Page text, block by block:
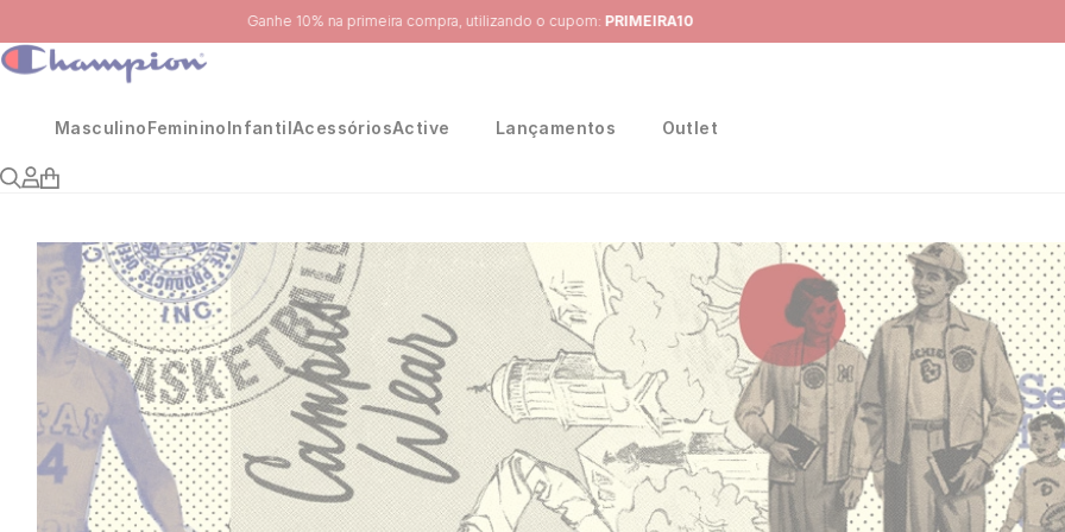
Frete Grátispara região Sudeste em pedidos acima de R$ 399,00
MasculinoFemininoInfantilAcessóriosActive Lançamentos Outlet